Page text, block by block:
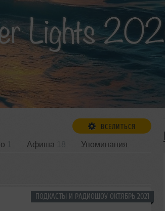
ВСЕЛИТЬСЯ
Афиша Упоминания
ПОДКАСТЫ И РАДИОШОУ ОКТЯБРЬ 2021